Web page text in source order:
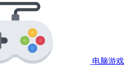
电脑游戏